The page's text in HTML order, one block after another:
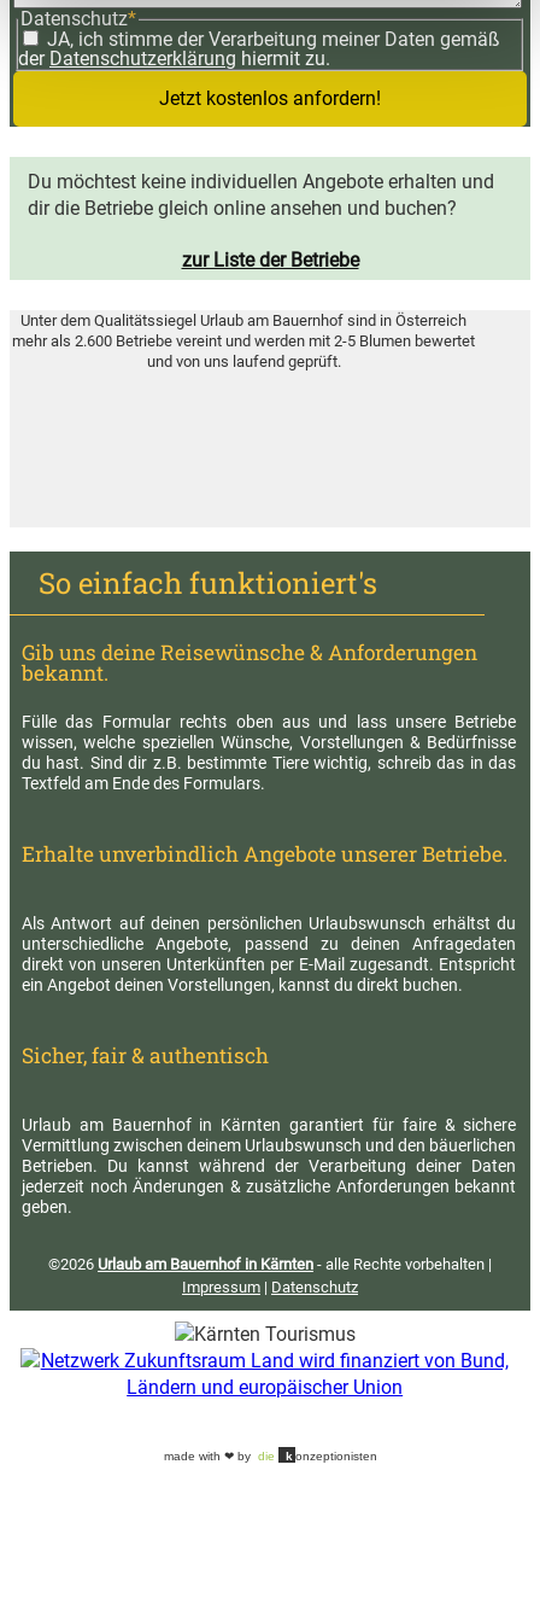
Datenschutz*
JA, ich stimme der Verarbeitung meiner Daten gemäß
der Datenschutzerklärung hiermit zu.
Jetzt kostenlos anfordern!
Du möchtest keine individuellen Angebote erhalten und
dir die Betriebe gleich online ansehen und buchen?
zur Liste der Betriebe
Unter dem Qualitätssiegel Urlaub am Bauernhof sind in Österreich
mehr als 2.600 Betriebe vereint und werden mit 2-5 Blumen bewertet
und von uns laufend geprüft.
So einfach funktioniert's
Gib uns deine Reisewünsche & Anforderungen
bekannt.
Fülle das Formular rechts oben aus und lass unsere Betriebe
wissen, welche speziellen Wünsche, Vorstellungen & Bedürfnisse
du hast. Sind dir z.B. bestimmte Tiere wichtig, schreib das in das
Textfeld am Ende des Formulars.
Erhalte unverbindlich Angebote unserer Betriebe.
Als Antwort auf deinen persönlichen Urlaubswunsch erhältst du
unterschiedliche Angebote, passend zu deinen Anfragedaten
direkt von unseren Unterkünften per E-Mail zugesandt. Entspricht
ein Angebot deinen Vorstellungen, kannst du direkt buchen.
Sicher, fair & authentisch
Urlaub am Bauernhof in Kärnten garantiert für faire & sichere
Vermittlung zwischen deinem Urlaubswunsch und den bäuerlichen
Betrieben. Du kannst während der Verarbeitung deiner Daten
jederzeit noch Änderungen & zusätzliche Anforderungen bekannt
geben.
©2026 Urlaub am Bauernhof in Kärnten - alle Rechte vorbehalten |
Impressum | Datenschutz
made with ❤ by die k onzeptionisten